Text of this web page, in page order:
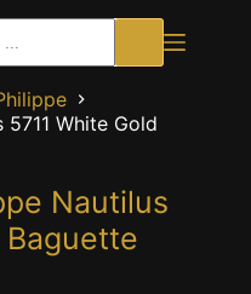
White Gold
Nautilus
Baguette